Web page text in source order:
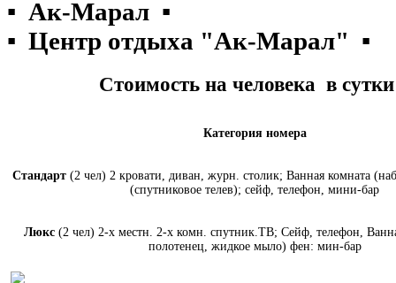
▪ Ак-Марал ▪
▪ Центр отдыха "Ак-Марал" ▪
Стоимость на человека в
Категория номера
Стандарт (2 чел) 2 кровати, диван, журн. столик; Ванная комната
(спутниковое телев); сейф, телефон, мини-бар
Люкс (2 чел) 2-х местн. 2-х комн. спутник.ТВ; Сейф, телефон,
полотенец, жидкое мыло) фен: мин-бар